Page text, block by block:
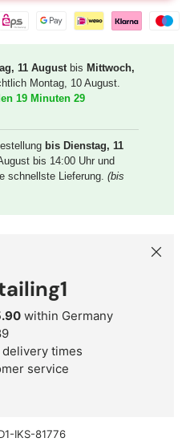
11 August bis Mittwoch,
Montag, 10 August.
19 Minuten 28
bis Dienstag, 11
bis 14:00 Uhr und
schnellste Lieferung. (bis
within Germany
times
service
Close
IKS-81776